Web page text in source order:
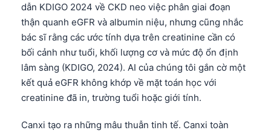
dẫn KDIGO 2024 về CKD neo việc phân giai đoạn
thận quanh eGFR và albumin niệu, nhưng cũng nhắc
bác sĩ rằng các ước tính dựa trên creatinine cần có
bối cảnh như tuổi, khối lượng cơ và mức độ ổn định
lâm sàng (KDIGO, 2024). AI của chúng tôi gắn cờ một
kết quả eGFR không khớp về mặt toán học với
creatinine đã in, trường tuổi hoặc giới tính.
Canxi tạo ra những mâu thuẫn tinh tế. Canxi toàn